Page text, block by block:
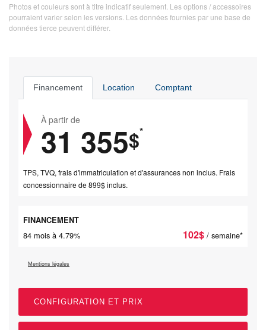
Photos et couleurs sont à titre indicatif seulement. Les options / accessoires
pourraient varier selon les versions. Les données fournies par une base de
données tierce peuvent différer.
Financement Location Comptant
À partir de
31 355$*
TPS, TVQ, frais d'immatriculation et d'assurances non inclus. Frais
concessionnaire de 899$ inclus.
FINANCEMENT
84 mois à 4.79% 102$ / semaine*
Mentions légales
CONFIGURATION ET PRIX